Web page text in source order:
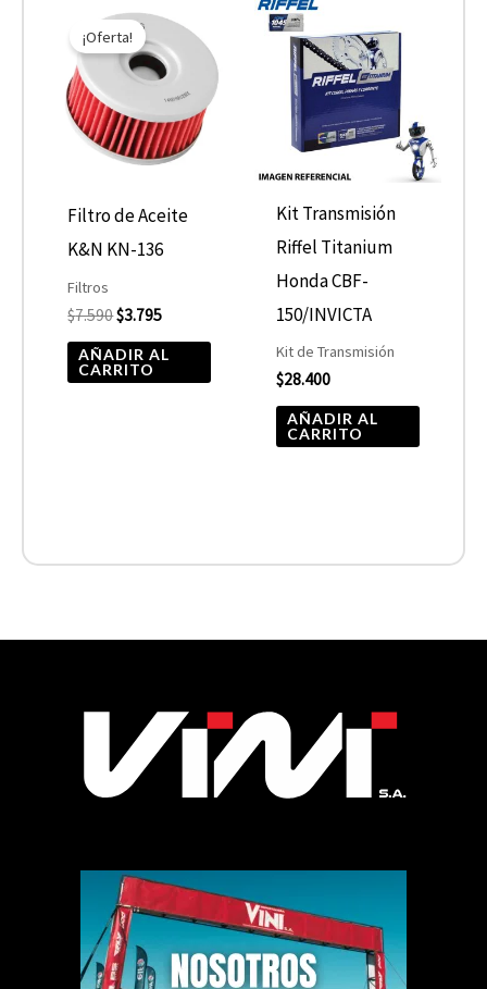
¡Oferta!
Filtro de Aceite
K&N KN-136
Filtros
$7.590
precio
original
era:
$7.590.
$3.795
precio
actual
es:
$3.795.
AÑADIR AL
CARRITO
Kit Transmisión
Riffel Titanium
Honda CBF-
150/INVICTA
Kit de Transmisión
$28.400
AÑADIR AL
CARRITO